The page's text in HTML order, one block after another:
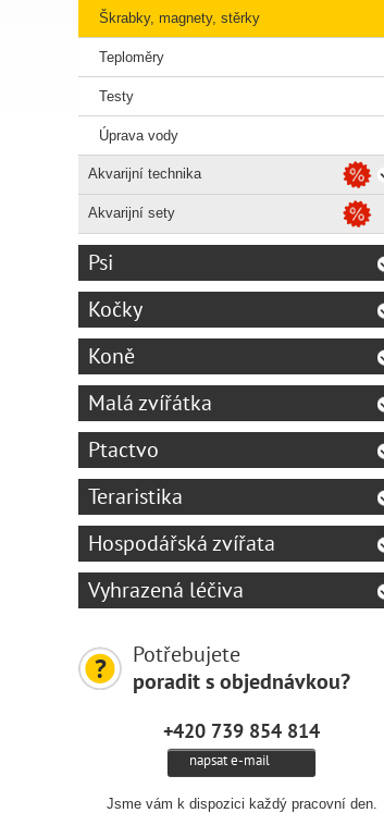
Škrabky, magnety, stěrky
Teploměry
Testy
Úprava vody
Akvarijní technika
Akvarijní sety
Psi
Kočky
Koně
Malá zvířátka
Ptactvo
Teraristika
Hospodářská zvířata
Vyhrazená léčiva
Potřebujete
poradit s objednávkou?
+420 739 854 814
napsat e-mail
Jsme vám k dispozici každý pracovní den.